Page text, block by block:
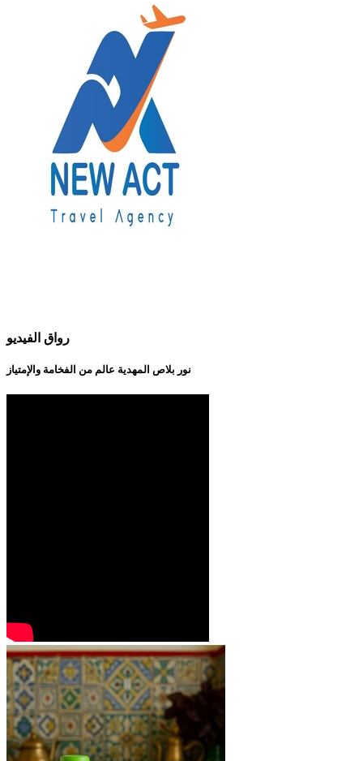
رواق الفيديو
نور بلاص المهدية عالم من الفخامة والإمتياز